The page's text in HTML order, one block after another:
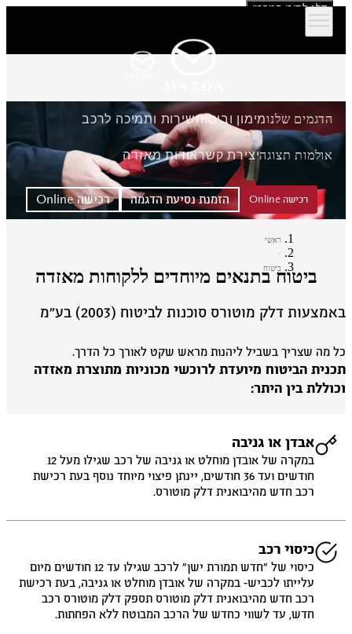
דלג לתוכן המרכזי
הדגמים שלנומימון וביטוחשירות ותמיכה לרכב
אולמות תצוגהיצירת קשראודות מאזדה
רכישה Online הזמנת נסיעת הדגמה רכישה Online
ראשי
ביטוח
ביטוח בתנאים מיוחדים ללקוחות מאזדה
דלק מוטורס סוכנות לביטוח (2003) בע״מ
מה שצריך בשביל ליהנות מראש שקט לאורך כל הדרך.
הביטוח מיועדת לרוכשי מכוניות מתוצרת מאזדה
בין היתר:
אבדן או גניבה
במקרה של אובדן מוחלט או גניבה של רכב שגילו מעל 12
חודשים ועד 36 חודשים, יינתן פיצוי מיוחד נוסף בעת רכישת
רכב חדש מהיבואנית דלק מוטורס.
כיסוי רכב
כיסוי של ״חדש תמורת ישן״ לרכב שגילו עד 12 חודשים מיום
עלייתו לכביש- במקרה של אובדן מוחלט או גניבה, בעת רכישת
רכב חדש מהיבואנית דלק מוטורס תספק דלק מוטורס רכב
חדש, עד לשווי כחדש של הרכב המבוטח ללא הפחתות.